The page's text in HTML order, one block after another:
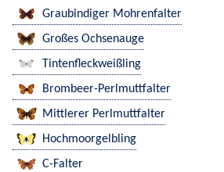
Graubindiger Mohrenfalter
Großes Ochsenauge
Tintenfleckweißling
Brombeer-Perlmuttfalter
Mittlerer Perlmuttfalter
Hochmoorgelbling
C-Falter